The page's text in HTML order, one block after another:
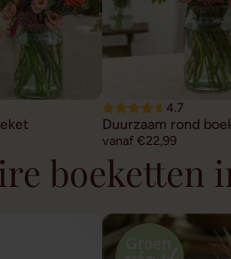
4.7
Duurzaam rond
vanaf €22,99
boeketten